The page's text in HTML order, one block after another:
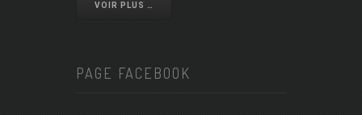
VOIR PLUS …
PAGE FACEBOOK